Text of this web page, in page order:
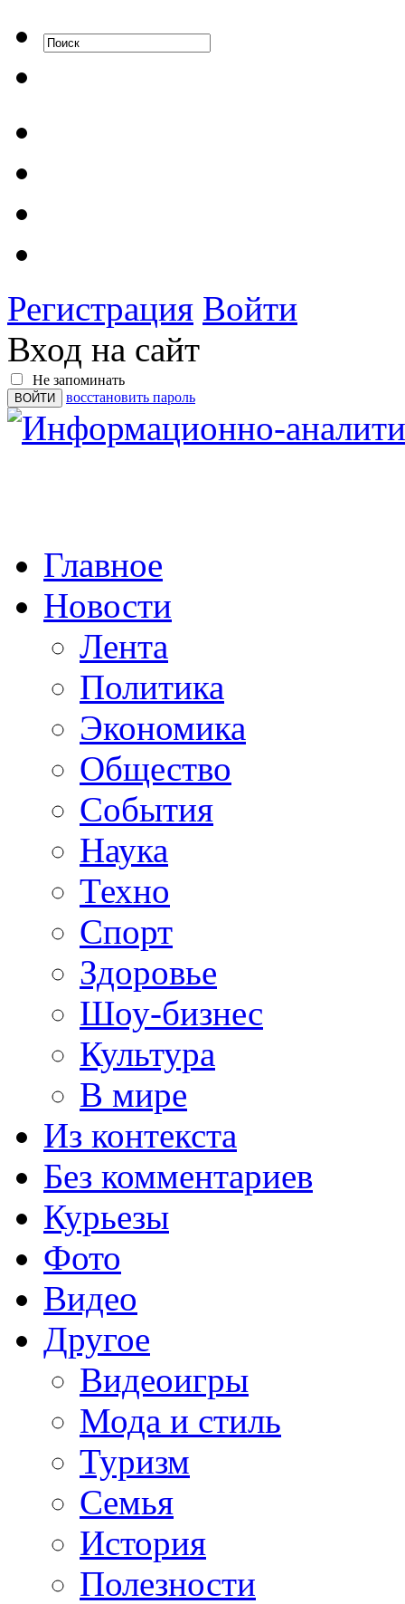
Регистрация Войти
Вход на сайт
Не запоминать
восстановить пароль
Главное
Новости
Лента
Политика
Экономика
Общество
События
Наука
Техно
Спорт
Здоровье
Шоу-бизнес
Культура
В мире
Из контекста
Без комментариев
Курьезы
Фото
Видео
Другое
Видеоигры
Мода и стиль
Туризм
Семья
История
Полезности